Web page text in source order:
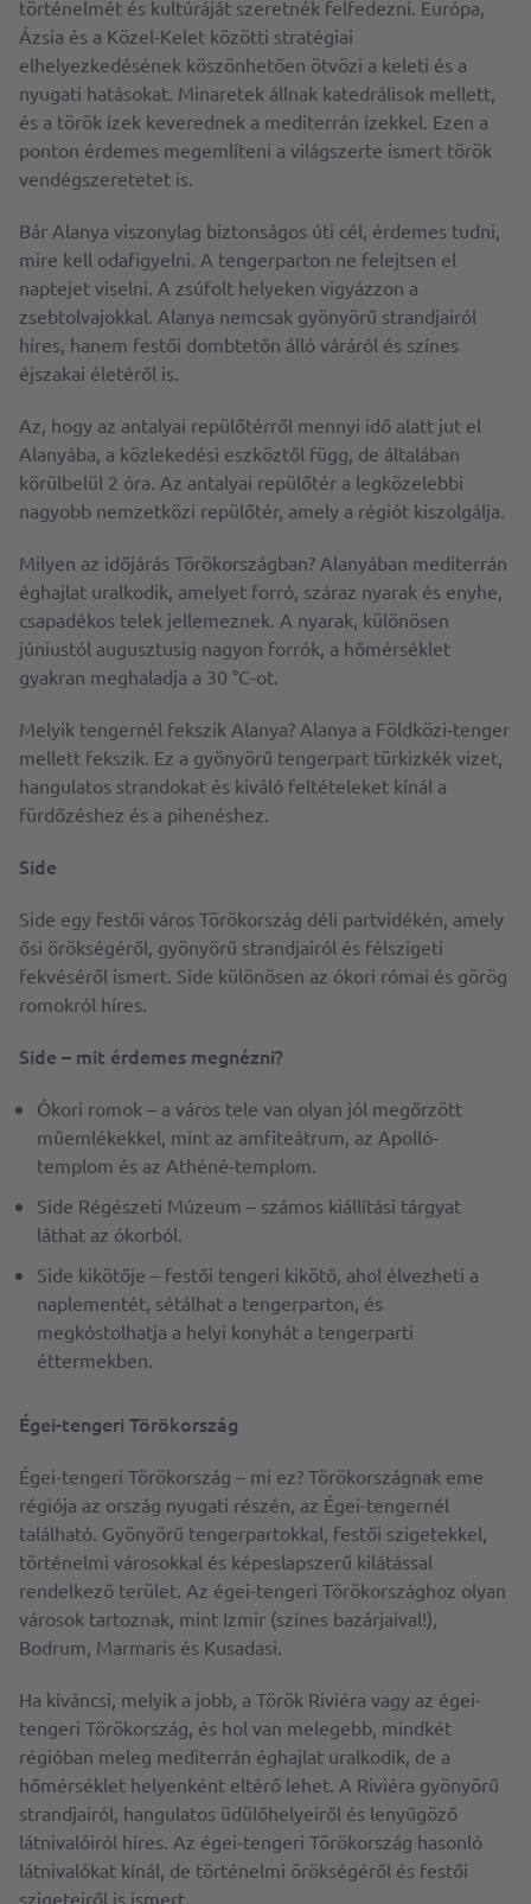
történelmét és kultúráját szeretnék felfedezni. Európa,
Ázsia és a Közel-Kelet közötti stratégiai
elhelyezkedésének köszönhetően ötvözi a keleti és a
nyugati hatásokat. Minaretek állnak katedrálisok mellett,
és a török ízek keverednek a mediterrán ízekkel. Ezen a
ponton érdemes megemlíteni a világszerte ismert török
vendégszeretetet is.
Bár Alanya viszonylag biztonságos úti cél, érdemes tudni,
mire kell odafigyelni. A tengerparton ne felejtsen el
naptejet viselni. A zsúfolt helyeken vigyázzon a
zsebtolvajokkal. Alanya nemcsak gyönyörű strandjairól
híres, hanem festői dombtetőn álló váráról és színes
éjszakai életéről is.
Az, hogy az antalyai repülőtérről mennyi idő alatt jut el
Alanyába, a közlekedési eszköztől függ, de általában
körülbelül 2 óra. Az antalyai repülőtér a legközelebbi
nagyobb nemzetközi repülőtér, amely a régiót kiszolgálja.
Milyen az időjárás Törökországban? Alanyában mediterrán
éghajlat uralkodik, amelyet forró, száraz nyarak és enyhe,
csapadékos telek jellemeznek. A nyarak, különösen
júniustól augusztusig nagyon forrók, a hőmérséklet
gyakran meghaladja a 30 °C-ot.
Melyik tengernél fekszik Alanya? Alanya a Földközi-tenger
mellett fekszik. Ez a gyönyörű tengerpart türkizkék vizet,
hangulatos strandokat és kiváló feltételeket kínál a
fürdőzéshez és a pihenéshez.
Side
Side egy festői város Törökország déli partvidékén, amely
ősi örökségéről, gyönyörű strandjairól és félszigeti
fekvéséről ismert. Side különösen az ókori római és görög
romokról híres.
Side – mit érdemes megnézni?
Ókori romok – a város tele van olyan jól megőrzött
műemlékekkel, mint az amfiteátrum, az Apolló-
templom és az Athéné-templom.
Side Régészeti Múzeum – számos kiállítási tárgyat
láthat az ókorból.
Side kikötője – festői tengeri kikötő, ahol élvezheti a
naplementét, sétálhat a tengerparton, és
megkóstolhatja a helyi konyhát a tengerparti
éttermekben.
Égei-tengeri Törökország
Égei-tengeri Törökország – mi ez? Törökországnak eme
régiója az ország nyugati részén, az Égei-tengernél
található. Gyönyörű tengerpartokkal, festői szigetekkel,
történelmi városokkal és képeslapszerű kilátással
rendelkező terület. Az égei-tengeri Törökországhoz olyan
városok tartoznak, mint Izmir (színes bazárjaival!),
Bodrum, Marmaris és Kusadasi.
Ha kíváncsi, melyik a jobb, a Török Riviéra vagy az égei-
tengeri Törökország, és hol van melegebb, mindkét
régióban meleg mediterrán éghajlat uralkodik, de a
hőmérséklet helyenként eltérő lehet. A Riviéra gyönyörű
strandjairól, hangulatos üdülőhelyeiről és lenyűgöző
látnivalóiról híres. Az égei-tengeri Törökország hasonló
látnivalókat kínál, de történelmi örökségéről és festői
szigeteiről is ismert.